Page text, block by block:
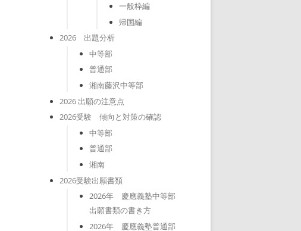
一般枠編
帰国編
2026 出題分析
中等部
普通部
湘南藤沢中等部
2026 出願の注意点
2026受験 傾向と対策の確認
中等部
普通部
湘南
2026受験出願書類
2026年 慶應義塾中等部
出願書類の書き方
2026年 慶應義塾普通部